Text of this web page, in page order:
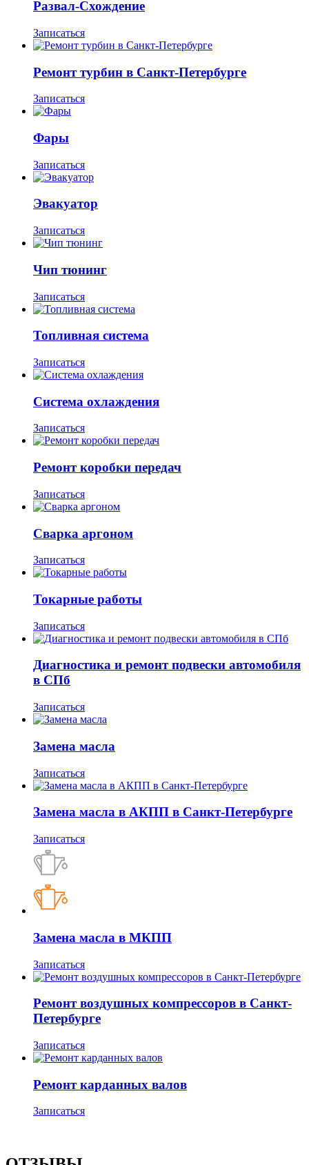
Развал-Схождение
Записаться
Ремонт турбин в Санкт-Петербурге
Записаться
Фары
Записаться
Эвакуатор
Записаться
Чип тюнинг
Записаться
Топливная система
Записаться
Система охлаждения
Записаться
Ремонт коробки передач
Записаться
Сварка аргоном
Записаться
Токарные работы
Записаться
Диагностика и ремонт подвески автомобиля
в СПб
Записаться
Замена масла
Записаться
Замена масла в АКПП в Санкт-Петербурге
Записаться
Замена масла в МКПП
Записаться
Ремонт воздушных компрессоров в Санкт-
Петербурге
Записаться
Ремонт карданных валов
Записаться